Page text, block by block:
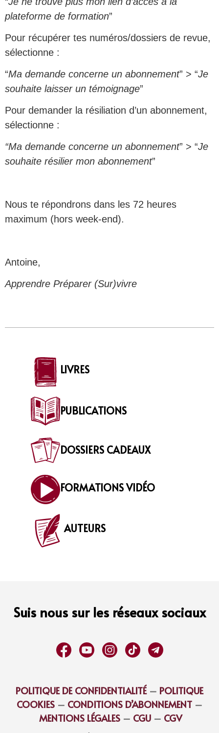
plateforme de formation”
Pour récupérer tes numéros/dossiers de revue,
sélectionne :
“Ma demande concerne un abonnement” > “Je
souhaite laisser un témoignage”
Pour demander la résiliation d’un abonnement,
sélectionne :
“Ma demande concerne un abonnement” > “Je
souhaite résilier mon abonnement”
Nous te répondrons dans les 72 heures
maximum (hors week-end).
Antoine,
Apprendre Préparer (Sur)vivre
LIVRES
PUBLICATIONS
DOSSIERS CADEAUX
FORMATIONS VIDÉO
AUTEURS
Suis nous sur les réseaux sociaux
POLITIQUE DE CONFIDENTIALITÉ– POLITIQUE
COOKIES – CONDITIONS D’ABONNEMENT –
MENTIONS LÉGALES – CGU – CGV